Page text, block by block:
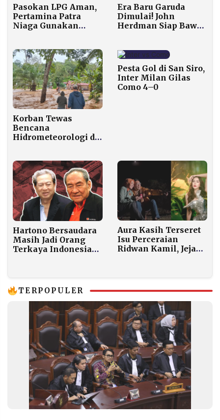
Pasokan LPG Aman,
Pertamina Patra
Niaga Gunakan
Utara
Era Baru Garuda
Dimulai! John
Herdman Siap Bawa
Seperti Kanada
Korban Tewas
Bencana
Hidrometeorologi di
Pesta Gol di San Siro,
Inter Milan Gilas
Como 4–0
Hartono Bersaudara
Masih Jadi Orang
Terkaya Indonesia
Aura Kasih Terseret
Isu Perceraian
Ridwan Kamil, Jejak
TERPOPULER